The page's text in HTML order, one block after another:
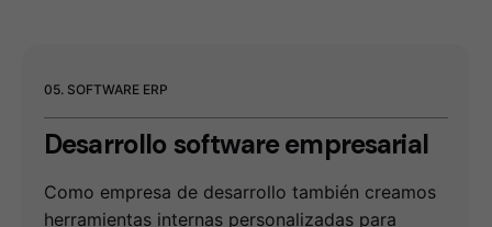
05. SOFTWARE ERP
Desarrollo software empresarial
Como empresa de desarrollo también creamos
herramientas internas personalizadas para